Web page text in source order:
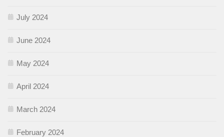
July 2024
June 2024
May 2024
April 2024
March 2024
February 2024